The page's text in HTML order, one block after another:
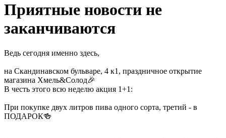
Приятные новости не
заканчиваются
Ведь сегодня именно здесь,
на Скандинавском бульваре, 4 к1, праздничное открытие
магазина Хмель&Солод🎉
В честь этого всю неделю акция 1+1:
При покупке двух литров пива одного сорта, третий - в
ПОДАРОК🍻